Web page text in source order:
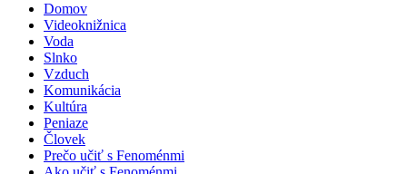
Domov
Videoknižnica
Voda
Slnko
Vzduch
Komunikácia
Kultúra
Peniaze
Človek
Prečo učiť s Fenoménmi